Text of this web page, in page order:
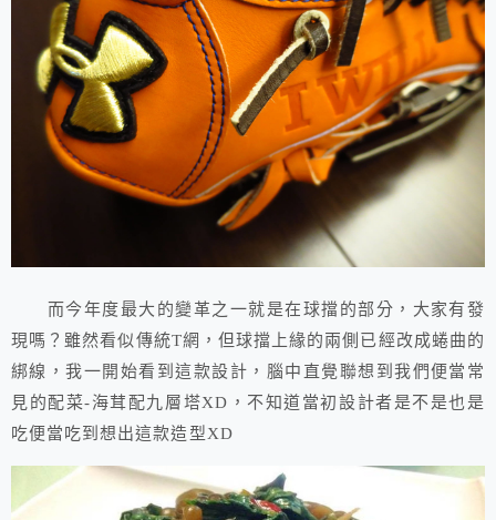
而今年度最大的變革之一就是在球擋的部分，大家有發
現嗎？雖然看似傳統T網，但球擋上緣的兩側已經改成蜷曲的
綁線，我一開始看到這款設計，腦中直覺聯想到我們便當常
見的配菜-海茸配九層塔XD，不知道當初設計者是不是也是
吃便當吃到想出這款造型XD